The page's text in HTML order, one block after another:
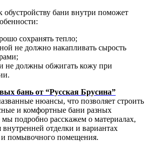
бани внутри поможет
сохранять тепло;
не должно накапливать сырость
не должны обжигать кожу при
бань от “Русская Брусина”
нюансы, что позволяет строить
и комфортные бани разных
подробно расскажем о материалах,
внутренней отделки и вариантах
и помывочного помещения.